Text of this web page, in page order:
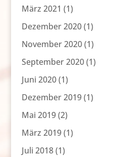
März 2021 (1)
Dezember 2020(1)
November 2020(1)
September 2020(1)
Juni 2020(1)
Dezember 2019(1)
Mai 2019(2)
März 2019(1)
Juli 2018(1)